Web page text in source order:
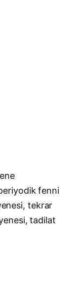
fenni
tekrar
tadilat